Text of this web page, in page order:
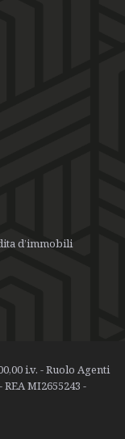
d’immobili
i.v. - Ruolo Agenti
MI2655243 -